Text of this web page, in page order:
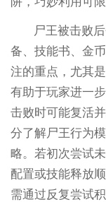
尸王被击败
备、技能书、金
注的重点，尤其
有助于玩家进一
击败时可能复活
分了解尸王行为
略。若初次尝试
配置或技能释放
需通过反复尝试积